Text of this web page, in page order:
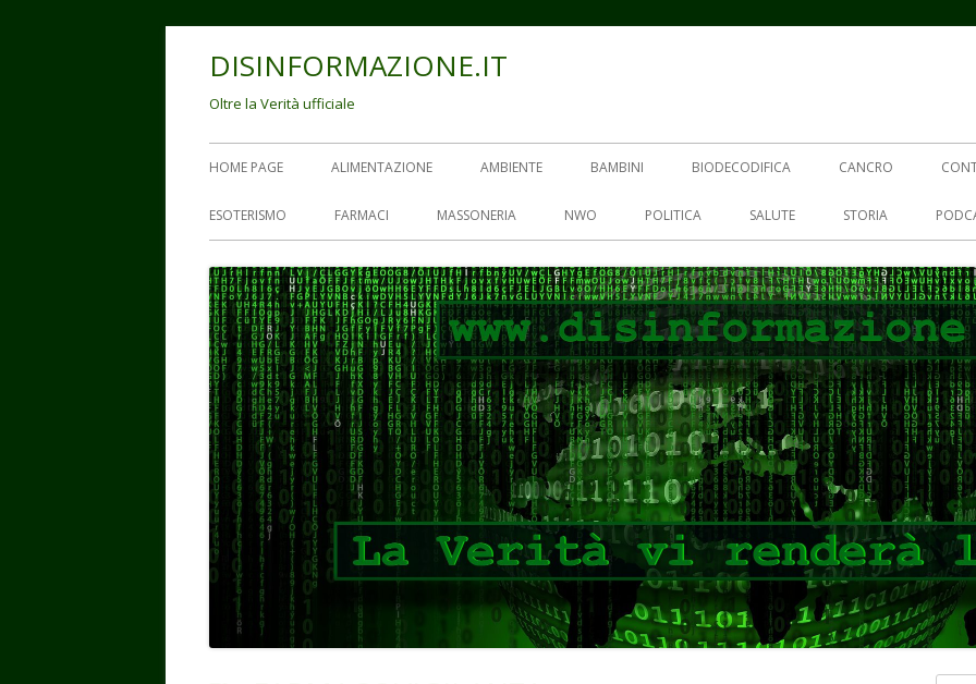
DISINFORMAZIONE.IT
Oltre la Verità ufficiale
Menu
principale
HOME PAGE ALIMENTAZIONE AMBIENTE BAMBINI BIODECODIFICA CANCRO
ESOTERISMO FARMACI MASSONERIA NWO POLITICA SALUTE STORIA